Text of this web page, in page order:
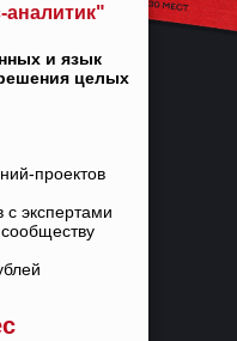
и язык
целых
проектов
экспертами